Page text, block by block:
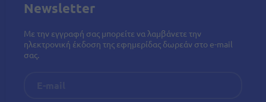
Newsletter
Με την εγγραφή σας μπορείτε να λαμβάνετε την
ηλεκτρονική έκδοση της εφημερίδας δωρεάν στο e-mail
σας.